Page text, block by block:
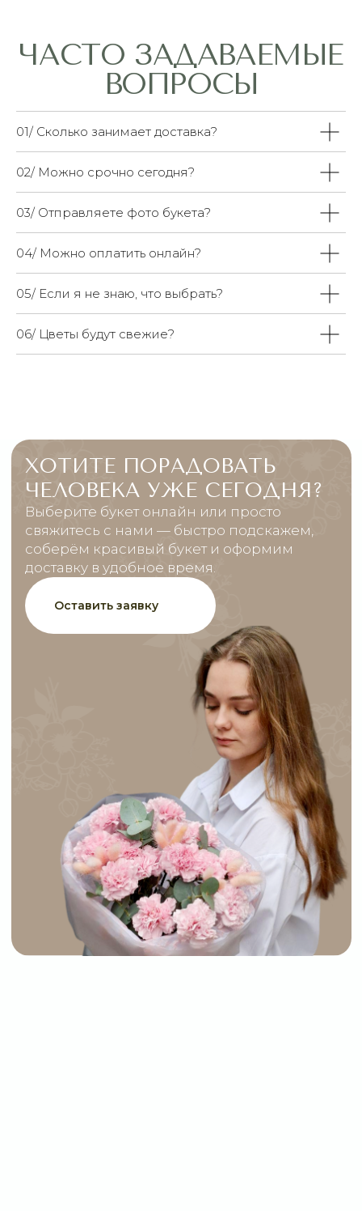
01/ Сколько занимает доставка?
02/ Можно срочно сегодня?
03/ Отправляете фото букета?
04/ Можно оплатить онлайн?
05/ Если я не знаю, что выбрать?
06/ Цветы будут свежие?